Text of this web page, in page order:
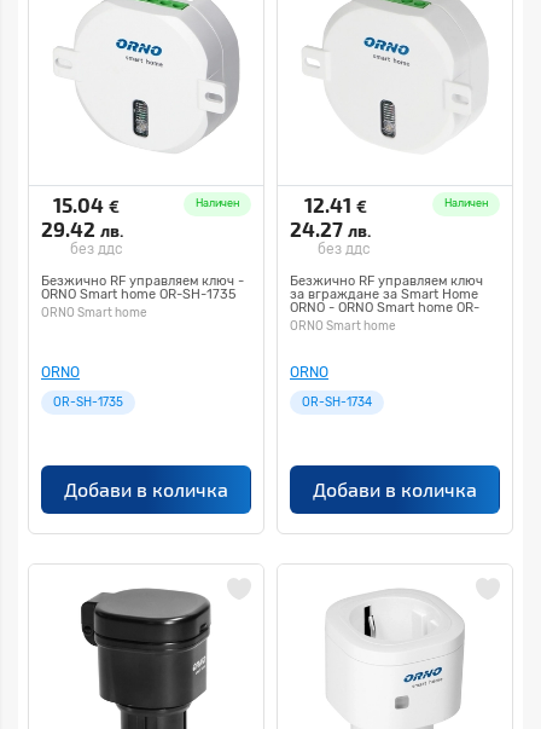
15.04 €
29.42 лв.
без ддс
Наличен
Безжично RF управляем ключ -
ORNO Smart home OR-SH-1735
ORNO Smart home
ORNO
OR-SH-1735
Добави в количка
12.41 €
24.27 лв.
без ддс
Наличен
Безжично RF управляем ключ
за вграждане за Smart Home
ORNO - ORNO Smart home OR-
SH-1734
ORNO Smart home
ORNO
OR-SH-1734
Добави в количка